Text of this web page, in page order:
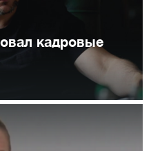
кадровые